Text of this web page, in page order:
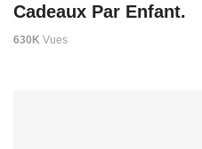
Cadeaux Par Enfant.
630K Vues